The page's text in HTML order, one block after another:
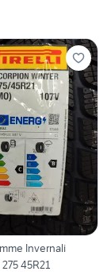
Invernali
45R21